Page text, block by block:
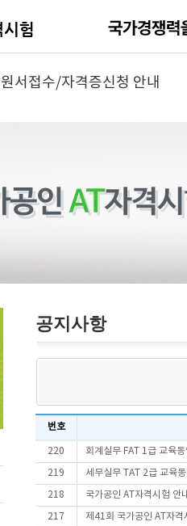
원서접수/자격증신청 안내
공지사항
번호
220 회계실무 FAT 1급 교육
219 세무실무 TAT 2급 교육
218 국가공인 AT자격시험 안
217 제41회 국가공인 AT자격